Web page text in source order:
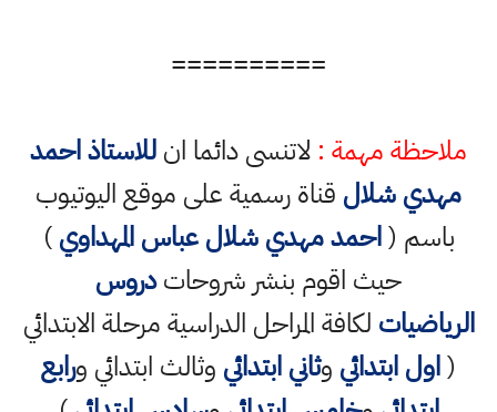
==========
ملاحظة مهمة : لاتنسى دائما انللاستاذ احمد
مهدي شلال قناة رسمية على موقع اليوتيوب
باسم (احمد مهدي شلال عباس المهداوي)
حيث اقوم بنشر شروحاتدروس
الرياضيات لكافة المراحل الدراسية مرحلة الابتدائي
(اول ابتدائي وثاني ابتدائي وثالث ابتدائي ورابع